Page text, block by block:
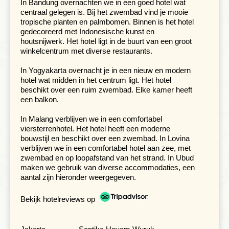
prachtige Ramayanaballet of een
schaduwpoppenvoorstelling.
Op dag 9 reizen we door van Yogyakarta naar Malang.
In de loop van de dag komen we aan in Malang, een
zie je vooral terug in de wijk rond de Ijen boulevard waar
nog steeds grote huizen uit de jaren twintig en dertig in
bezoek aan het bekende restaurant Toko Oen draagt bij
In Bandung overnachten we in een goed hotel wat
centraal gelegen is. Bij het zwembad vind je mooie
tropische planten en palmbomen. Binnen is het hotel
gedecoreerd met Indonesische kunst en
houtsnijwerk. Het hotel ligt in de buurt van een groot
winkelcentrum met diverse restaurants.
In Yogyakarta overnacht je in een nieuw en modern
hotel wat midden in het centrum ligt. Het hotel
beschikt over een ruim zwembad. Elke kamer heeft
een balkon.
In Malang verblijven we in een comfortabel
viersterrenhotel. Het hotel heeft een moderne
bouwstijl en beschikt over een zwembad. In Lovina
verblijven we in een comfortabel hotel aan zee, met
zwembad en op loopafstand van het strand. In Ubud
maken we gebruik van diverse accommodaties, een
aantal zijn hieronder weergegeven.
Bekijk hotelreviews op